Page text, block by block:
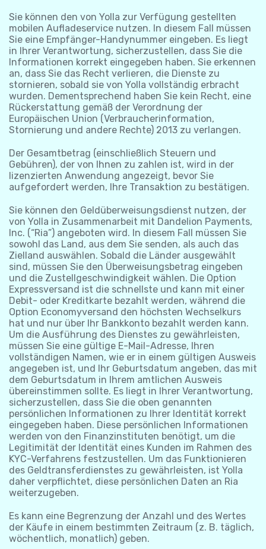
Sie können den von Yolla zur Verfügung gestellten
mobilen Aufladeservice nutzen. In diesem Fall müssen
Sie eine Empfänger-Handynummer eingeben. Es liegt
in Ihrer Verantwortung, sicherzustellen, dass Sie die
Informationen korrekt eingegeben haben. Sie erkennen
an, dass Sie das Recht verlieren, die Dienste zu
stornieren, sobald sie von Yolla vollständig erbracht
wurden. Dementsprechend haben Sie kein Recht, eine
Rückerstattung gemäß der Verordnung der
Europäischen Union (Verbraucherinformation,
Stornierung und andere Rechte) 2013 zu verlangen.
Der Gesamtbetrag (einschließlich Steuern und
Gebühren), der von Ihnen zu zahlen ist, wird in der
lizenzierten Anwendung angezeigt, bevor Sie
aufgefordert werden, Ihre Transaktion zu bestätigen.
Sie können den Geldüberweisungsdienst nutzen, der
von Yolla in Zusammenarbeit mit Dandelion Payments,
Inc. (“Ria”) angeboten wird. In diesem Fall müssen Sie
sowohl das Land, aus dem Sie senden, als auch das
Zielland auswählen. Sobald die Länder ausgewählt
sind, müssen Sie den Überweisungsbetrag eingeben
und die Zustellgeschwindigkeit wählen. Die Option
Expressversand ist die schnellste und kann mit einer
Debit- oder Kreditkarte bezahlt werden, während die
Option Economyversand den höchsten Wechselkurs
hat und nur über Ihr Bankkonto bezahlt werden kann.
Um die Ausführung des Dienstes zu gewährleisten,
müssen Sie eine gültige E-Mail-Adresse, Ihren
vollständigen Namen, wie er in einem gültigen Ausweis
angegeben ist, und Ihr Geburtsdatum angeben, das mit
dem Geburtsdatum in Ihrem amtlichen Ausweis
übereinstimmen sollte. Es liegt in Ihrer Verantwortung,
sicherzustellen, dass Sie die oben genannten
persönlichen Informationen zu Ihrer Identität korrekt
eingegeben haben. Diese persönlichen Informationen
werden von den Finanzinstituten benötigt, um die
Legitimität der Identität eines Kunden im Rahmen des
KYC-Verfahrens festzustellen. Um das Funktionieren
des Geldtransferdienstes zu gewährleisten, ist Yolla
daher verpflichtet, diese persönlichen Daten an Ria
weiterzugeben.
Es kann eine Begrenzung der Anzahl und des Wertes
der Käufe in einem bestimmten Zeitraum (z. B. täglich,
wöchentlich, monatlich) geben.